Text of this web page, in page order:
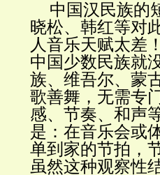
中国汉民族的
晓松、韩红等对
人音乐天赋太差
中国少数民族就
族、维吾尔、蒙
歌善舞，无需专
感、节奏、和声
是：在音乐会或
单到家的节拍，
虽然这种观察性